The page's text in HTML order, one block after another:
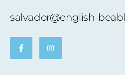
salvador@english-